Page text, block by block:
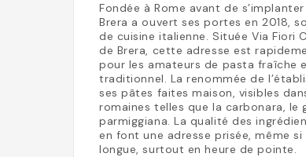
Fondée à Rome avant de
Brera a ouvert ses portes en 2018,
de cuisine italienne. Située Via Fiori
de Brera, cette adresse est
pour les amateurs de pasta fraîche
traditionnel. La renommée de
ses pâtes faites maison, visibles
romaines telles que la carbonara, le
parmiggiana. La qualité des
en font une adresse prisée, même
longue, surtout en heure de pointe.